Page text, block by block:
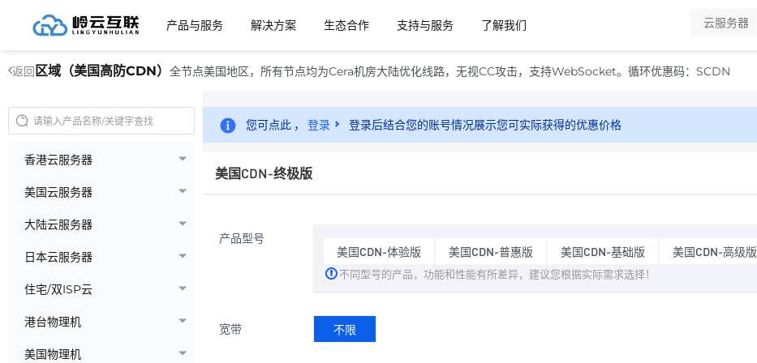
产品与服务 解决方案 生态合作 支持与服务
了解我们
返回 区域（美国高防CDN） 全节点美国地区，所有节点均为Cera机房大陆优化线路，无视CC攻击，支持WebSocket。循环优惠码：SCDN
香港云服务器
美国云服务器
大陆云服务器
日本云服务器
住宅/双ISP云
港台物理机
美国物理机
您可点此 ， 登录 登录后结合您的账号情况展示您可实际获得的优惠价格
美国CDN-终极版
产品型号
美国CDN-体验版
美国CDN-普惠版 美国CDN-基础版 美国CDN-高级版
不同型号的产品，功能和性能有所差异，建议您根据实际需求选择！
宽带 不限